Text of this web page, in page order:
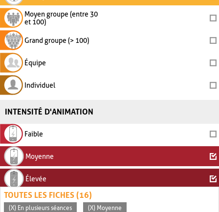
Moyen groupe (entre 30
et 100)
Grand groupe (> 100)
Équipe
Individuel
INTENSITÉ D'ANIMATION
Faible
Moyenne
Élevée
TOUTES LES FICHES (16)
(X) En plusieurs séances (X) Moyenne